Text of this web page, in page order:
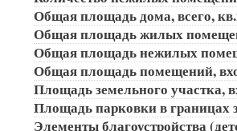
Общая площадь дома, всего,
Общая площадь жилых
Общая площадь нежилых
Общая площадь помещений,
Площадь земельного участка,
Площадь парковки в границах
Элементы благоустройства